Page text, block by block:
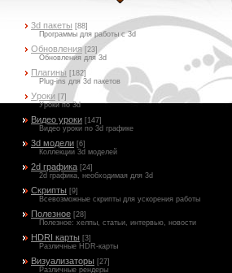
3d пакеты [88]
Программы для работы с 3d
Обновления [23]
Обновления для 3d
Плагины [182]
Plug-ins для 3d пакетов
Уроки [7]
Уроки по 3d
Видео уроки [147]
Видео уроки по 3d графике
3d модели [6]
Коллекции 3d моделей
2d графика [24]
2d графика, необходимая для 3d
Скрипты [9]
Всевозможные скрипты для ускорения работы
Полезное [28]
Полезное: хелпы, статьи, интервью, новости
HDRI карты [3]
Различные HDR-карты
Визуализаторы [27]
Различные рендеры